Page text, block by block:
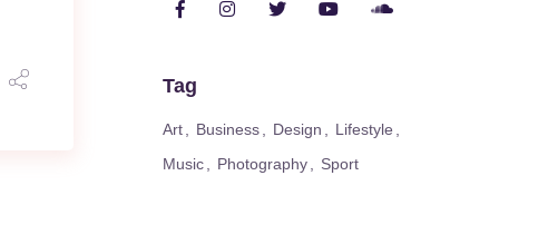
Tag
Art Business Design
Lifestyle
Music
Photography Sport